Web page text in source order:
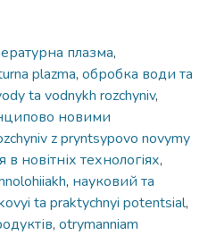
плазма,
plazma, обробка води та
ta vodnykh rozchyniv,
новими
z pryntsypovo novymy
в новітніх технологіях,
, науковий та
ta praktychnyi potentsial,
, otrymanniam